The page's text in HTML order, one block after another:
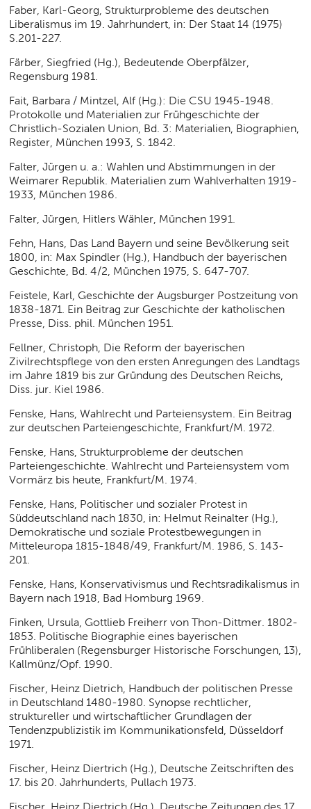
Faber, Karl-Georg, Strukturprobleme des deutschen
Liberalismus im 19. Jahrhundert, in: Der Staat 14 (1975)
S.201-227.
Färber, Siegfried (Hg.), Bedeutende Oberpfälzer,
Regensburg 1981.
Fait, Barbara / Mintzel, Alf (Hg.): Die CSU 1945-1948.
Protokolle und Materialien zur Frühgeschichte der
Christlich-Sozialen Union, Bd. 3: Materialien, Biographien,
Register, München 1993, S. 1842.
Falter, Jürgen u. a.: Wahlen und Abstimmungen in der
Weimarer Republik. Materialien zum Wahlverhalten 1919-
1933, München 1986.
Falter, Jürgen, Hitlers Wähler, München 1991.
Fehn, Hans, Das Land Bayern und seine Bevölkerung seit
1800, in: Max Spindler (Hg.), Handbuch der bayerischen
Geschichte, Bd. 4/2, München 1975, S. 647-707.
Feistele, Karl, Geschichte der Augsburger Postzeitung von
1838-1871. Ein Beitrag zur Geschichte der katholischen
Presse, Diss. phil. München 1951.
Fellner, Christoph, Die Reform der bayerischen
Zivilrechtspflege von den ersten Anregungen des Landtags
im Jahre 1819 bis zur Gründung des Deutschen Reichs,
Diss. jur. Kiel 1986.
Fenske, Hans, Wahlrecht und Parteiensystem. Ein Beitrag
zur deutschen Parteiengeschichte, Frankfurt/M. 1972.
Fenske, Hans, Strukturprobleme der deutschen
Parteiengeschichte. Wahlrecht und Parteiensystem vom
Vormärz bis heute, Frankfurt/M. 1974.
Fenske, Hans, Politischer und sozialer Protest in
Süddeutschland nach 1830, in: Helmut Reinalter (Hg.),
Demokratische und soziale Protestbewegungen in
Mitteleuropa 1815-1848/49, Frankfurt/M. 1986, S. 143-
201.
Fenske, Hans, Konservativismus und Rechtsradikalismus in
Bayern nach 1918, Bad Homburg 1969.
Finken, Ursula, Gottlieb Freiherr von Thon-Dittmer. 1802-
1853. Politische Biographie eines bayerischen
Frühliberalen (Regensburger Historische Forschungen, 13),
Kallmünz/Opf. 1990.
Fischer, Heinz Dietrich, Handbuch der politischen Presse
in Deutschland 1480-1980. Synopse rechtlicher,
struktureller und wirtschaftlicher Grundlagen der
Tendenzpublizistik im Kommunikationsfeld, Düsseldorf
1971.
Fischer, Heinz Diertrich (Hg.), Deutsche Zeitschriften des
17. bis 20. Jahrhunderts, Pullach 1973.
Fischer, Heinz Diertrich (Hg.), Deutsche Zeitungen des 17.